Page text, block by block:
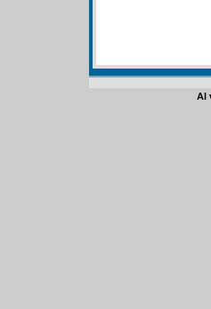
Al